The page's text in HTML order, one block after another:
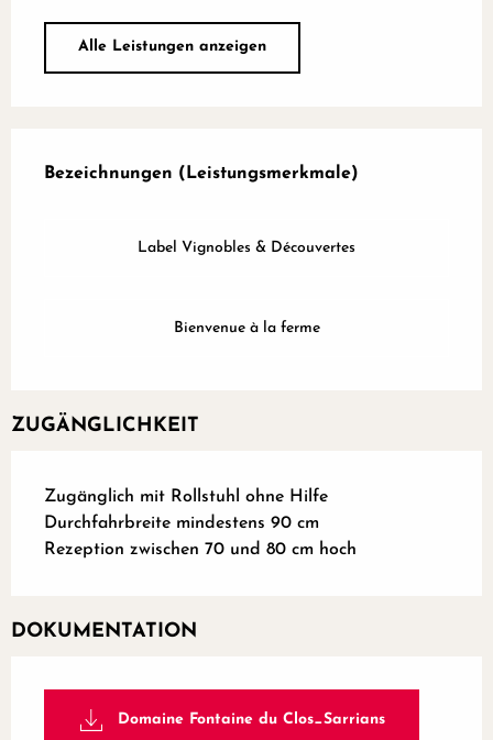
Alle Leistungen anzeigen
Bezeichnungen (Leistungsmerkmale)
Bezeichnungen (Leistungsmerkmale)
Label Vignobles & Découvertes
Bienvenue à la ferme
ZUGÄNGLICHKEIT
Zugänglich mit Rollstuhl ohne Hilfe
Durchfahrbreite mindestens 90 cm
Rezeption zwischen 70 und 80 cm hoch
DOKUMENTATION
Domaine Fontaine du Clos_Sarrians